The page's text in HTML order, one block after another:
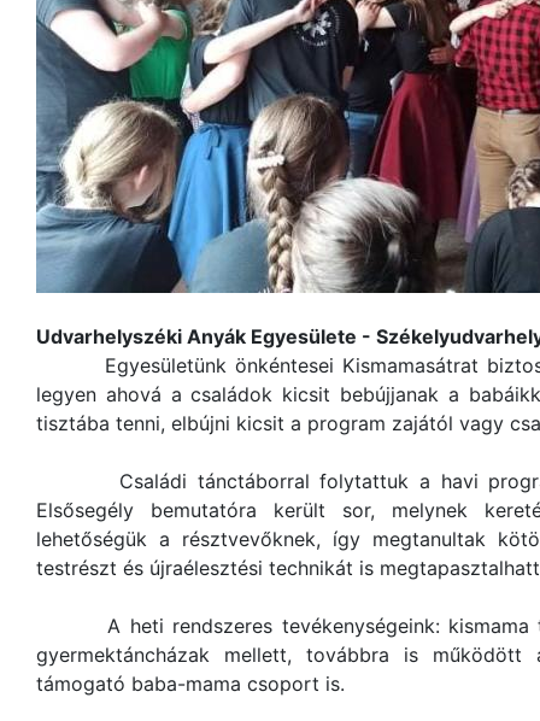
Udvarhelyszéki Anyák Egyesülete -
Egyesületünk önkéntesei Kismamasátrat
legyen ahová a családok kicsit bebújjanak a
tisztába tenni, elbújni kicsit a program zajától vagy
Családi tánctáborral folytattuk a havi
Elsősegély bemutatóra került sor, melynek
lehetőségük a résztvevőknek, így megtanultak
testrészt és újraélesztési technikát is
A heti rendszeres tevékenységeink: kismama
gyermektáncházak mellett, továbbra is működött
támogató baba-mama csoport is.